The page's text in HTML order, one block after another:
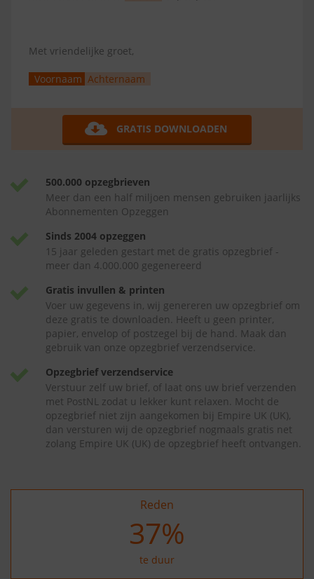
Met vriendelijke groet,
Voornaam Achternaam
GRATIS DOWNLOADEN
500.000 opzegbrieven
Meer dan een half miljoen mensen gebruiken jaarlijks
Abonnementen Opzeggen
Sinds 2004 opzeggen
15 jaar geleden gestart met de gratis opzegbrief -
meer dan 4.000.000 gegenereerd
Gratis invullen & printen
Voer uw gegevens in, wij genereren uw opzegbrief om
deze gratis te downloaden. Heeft u geen printer,
papier, envelop of postzegel bij de hand. Maak dan
gebruik van onze opzegbrief verzendservice.
Opzegbrief verzendservice
Verstuur zelf uw brief, of laat ons uw brief verzenden
met PostNL zodat u lekker kunt relaxen. Mocht de
opzegbrief niet zijn aangekomen bij Empire UK (UK),
dan versturen wij de opzegbrief nogmaals gratis net
zolang Empire UK (UK) de opzegbrief heeft ontvangen.
Reden
37%
te duur